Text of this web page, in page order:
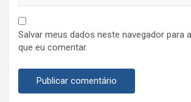
Salvar meus dados neste navegador para
que eu comentar.